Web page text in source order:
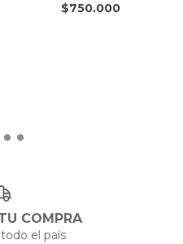
$750.000
COMPRA
el país